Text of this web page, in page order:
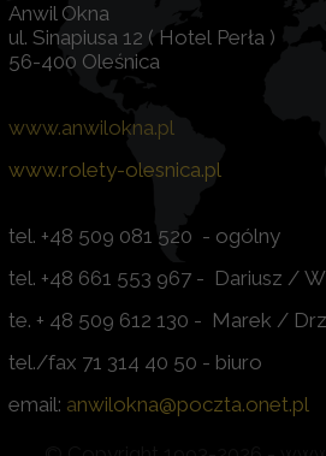
Anwil Okna
ul. Sinapiusa 12 ( Hotel Perła )
56-400 Oleśnica
www.anwilokna.pl
www.rolety-olesnica.pl
tel. +48 509 081 520 - ogólny
tel. +48 661 553 967 - Dariusz /
te. + 48 509 612 130 - Marek /
tel./fax 71 314 40 50 - biuro
email: anwilokna@poczta.onet.pl